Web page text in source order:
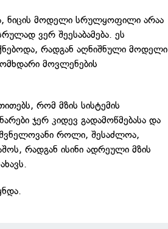
ნიცის მოდელი სრულყოფილი არაა
ვერ შეესაბამება. ეს
რადგან აღნიშნული მოდელი
მოვლენების
რომ მზის სისტემის
ჯერ კიდევ გადამოწმებასა და
როლი, შესაძლოა,
რადგან ისინი ადრეული მზის